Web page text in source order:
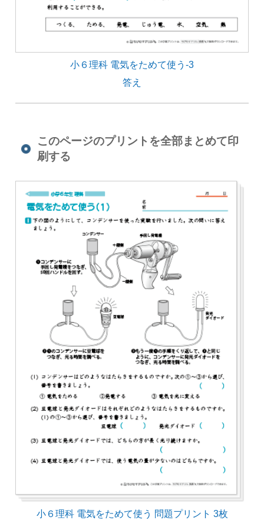
小６理科 電気をためて使う-3
答え
このページのプリントを全部まとめて印
刷する
小６理科 電気をためて使う 問題プリント 3枚